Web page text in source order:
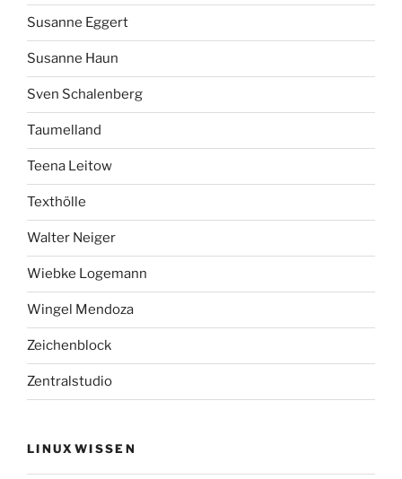
Susanne Eggert
Susanne Haun
Sven Schalenberg
Taumelland
Teena Leitow
Texthölle
Walter Neiger
Wiebke Logemann
Wingel Mendoza
Zeichenblock
Zentralstudio
LINUXWISSEN